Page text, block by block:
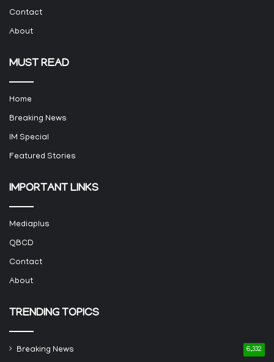
Contact
About
MUST READ
Home
Breaking News
IM Special
Featured Stories
IMPORTANT LINKS
Mediaplus
QBCD
Contact
About
TRENDING TOPICS
Breaking News 6,332